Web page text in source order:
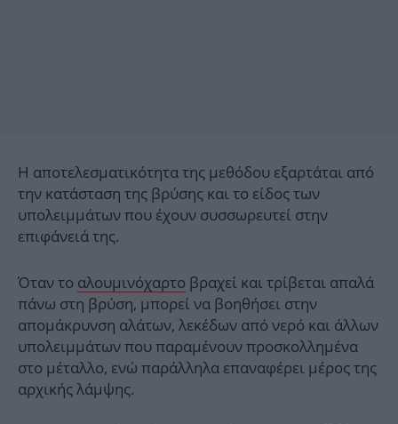
Η αποτελεσματικότητα της μεθόδου εξαρτάται από
την κατάσταση της βρύσης και το είδος των
υπολειμμάτων που έχουν συσσωρευτεί στην
επιφάνειά της.
Όταν το αλουμινόχαρτο βραχεί και τρίβεται απαλά
πάνω στη βρύση, μπορεί να βοηθήσει στην
απομάκρυνση αλάτων, λεκέδων από νερό και άλλων
υπολειμμάτων που παραμένουν προσκολλημένα
στο μέταλλο, ενώ παράλληλα επαναφέρει μέρος της
αρχικής λάμψης.